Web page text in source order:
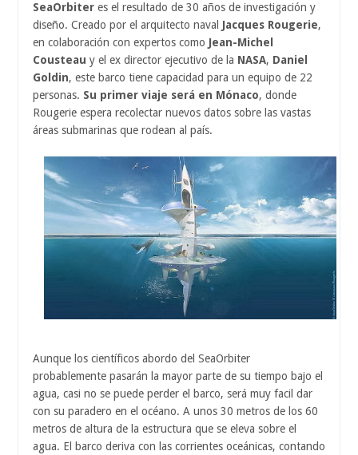
SeaOrbiter es el resultado de 30 años de investigación y
diseño. Creado por el arquitecto naval Jacques Rougerie,
en colaboración con expertos como Jean-Michel
Cousteau y el ex director ejecutivo de la NASA, Daniel
Goldin, este barco tiene capacidad para un equipo de 22
personas. Su primer viaje será en Mónaco, donde
Rougerie espera recolectar nuevos datos sobre las vastas
áreas submarinas que rodean al país.
Aunque los científicos abordo del SeaOrbiter
probablemente pasarán la mayor parte de su tiempo bajo el
agua, casi no se puede perder el barco, será muy facil dar
con su paradero en el océano. A unos 30 metros de los 60
metros de altura de la estructura que se eleva sobre el
agua. El barco deriva con las corrientes oceánicas, contando